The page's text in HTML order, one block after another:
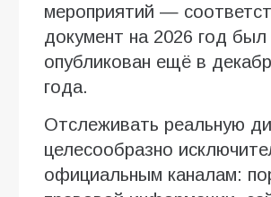
мероприятий —
документ на 2026 год был
опубликован ещё в
года.
Отслеживать реальную
целесообразно
официальным каналам: